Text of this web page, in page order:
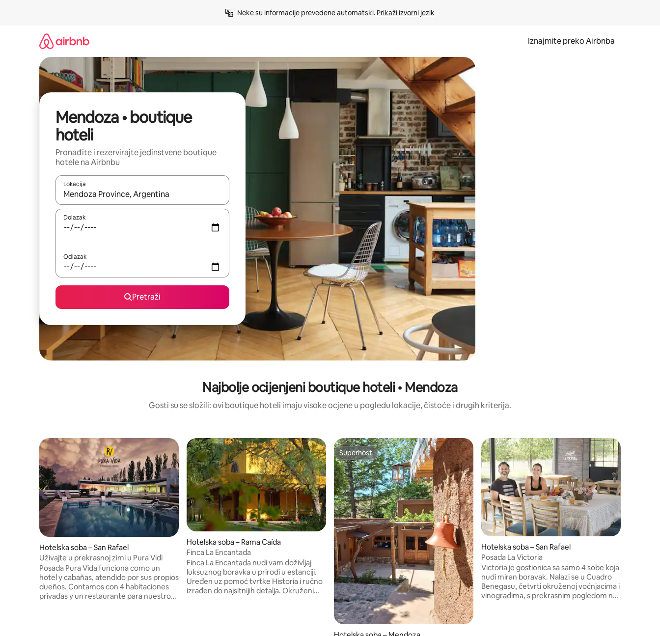
Neke su informacije prevedene automatski. Prikaži izvorni jezik
Iznajmite preko Airbnba
Mendoza • boutique
hoteli
Pronađite i rezervirajte jedinstvene boutique
hotele na Airbnbu
Lokacija
Kada budu dostupni rezultati, moći ćete ih pregledati koristeći se strelicama prema gore i prema dolje, kao i dodirom ili prelaskom prstom po zaslonu.
Dolazak
Odlazak
Pretraži
Najbolje ocijenjeni boutique hoteli • Mendoza
Gosti su se složili: ovi boutique hoteli imaju visoke ocjene u pogledu lokacije, čistoće i drugih kriterija.
Hotelska soba – San Rafael
Uživajte u prekrasnoj zimi u Pura Vidi
Posada Pura Vida funciona como un
hotel y cabañas, atendido por sus propios
dueños. Contamos con 4 habitaciones
privadas y un restaurante para nuestros
Hotelska soba – Rama Caída
Finca La Encantada
Finca La Encantada nudi vam doživljaj
luksuznog boravka u prirodi u estanciji.
Uređen uz pomoć tvrtke Historia i ručno
izrađen do najsitnijih detalja. Okruženi
Superhost
Superhost
Hotelska soba – San Rafael
Posada La Victoria
Victoria je gostionica sa samo 4 sobe koja
nudi miran boravak. Nalazi se u Cuadro
Benegasu, četvrti okruženoj voćnjacima i
vinogradima, s prekrasnim pogledom na